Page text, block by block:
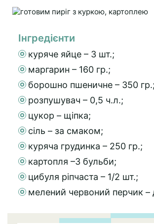
Інгредієнти
куряче яйце – 3 шт.;
маргарин – 160 гр.;
борошно пшеничне – 350 гр.;
розпушувач – 0,5 ч.л.;
цукор – щіпка;
сіль – за смаком;
куряча грудинка – 250 гр.;
картопля –3 бульби;
цибуля ріпчаста – 1/2 шт.;
мелений червоний перчик –